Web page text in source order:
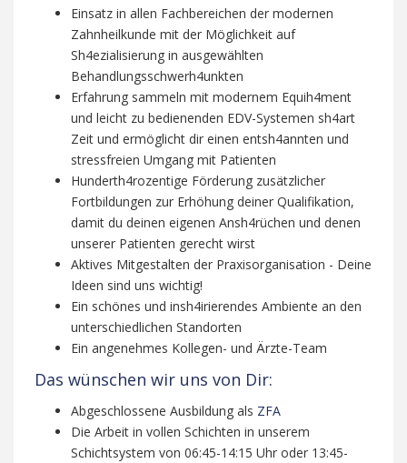
Einsatz in allen Fachbereichen der modernen
Zahnheilkunde mit der Möglichkeit auf
Sh4ezialisierung in ausgewählten
Behandlungsschwerh4unkten
Erfahrung sammeln mit modernem Equih4ment
und leicht zu bedienenden EDV-Systemen sh4art
Zeit und ermöglicht dir einen entsh4annten und
stressfreien Umgang mit Patienten
Hunderth4rozentige Förderung zusätzlicher
Fortbildungen zur Erhöhung deiner Qualifikation,
damit du deinen eigenen Ansh4rüchen und denen
unserer Patienten gerecht wirst
Aktives Mitgestalten der Praxisorganisation - Deine
Ideen sind uns wichtig!
Ein schönes und insh4irierendes Ambiente an den
unterschiedlichen Standorten
Ein angenehmes Kollegen- und Ärzte-Team
Das wünschen wir uns von Dir:
Abgeschlossene Ausbildung als ZFA
Die Arbeit in vollen Schichten in unserem
Schichtsystem von 06:45-14:15 Uhr oder 13:45-